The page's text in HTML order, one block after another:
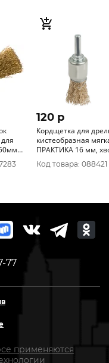
120 p
Кордщетка для
кистеобразная
ПРАКТИКА 16 мм, хвост
6 мм 773-422
Код товара: 088421
77
применяются